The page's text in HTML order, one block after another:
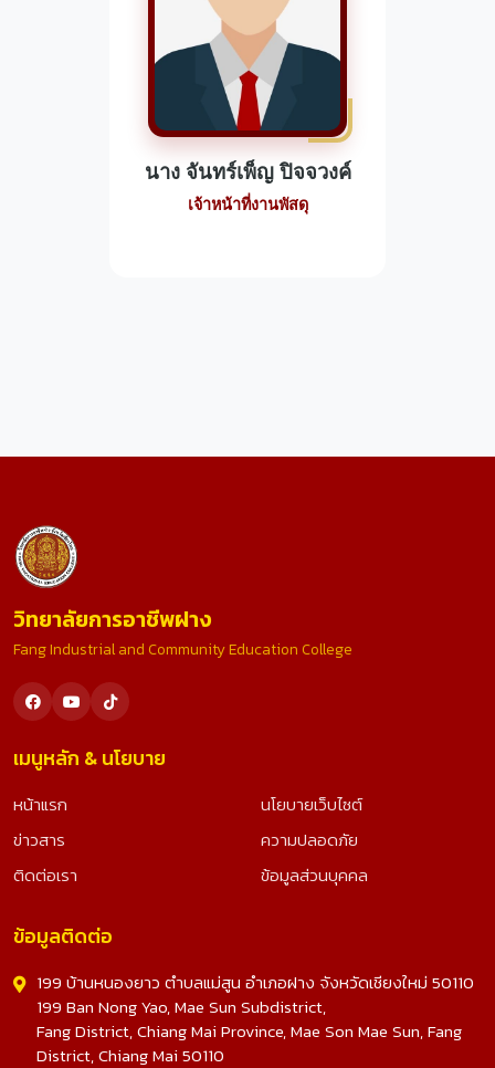
นาง จันทร์เพ็ญ ปิจจวงค์
เจ้าหน้าที่งานพัสดุ
วิทยาลัยการอาชีพฝาง
Fang Industrial and Community Education College
เมนูหลัก & นโยบาย
หน้าแรก
ข่าวสาร
ติดต่อเรา
นโยบายเว็บไซต์
ความปลอดภัย
ข้อมูลส่วนบุคคล
ข้อมูลติดต่อ
199 บ้านหนองยาว ตำบลแม่สูน อำเภอฝาง จังหวัดเชียงใหม่ 50110
199 Ban Nong Yao, Mae Sun Subdistrict,
Fang District, Chiang Mai Province, Mae Son Mae Sun, Fang
District, Chiang Mai 50110